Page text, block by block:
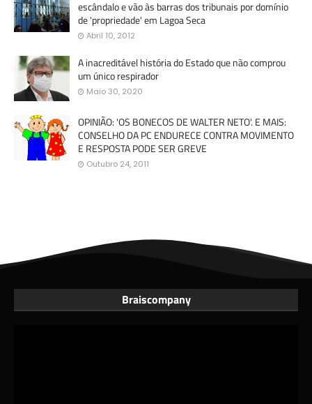
escândalo e vão às barras dos tribunais por domínio
de 'propriedade' em Lagoa Seca
Abril 10, 2012
A inacreditável história do Estado que não comprou
um único respirador
Maio 30, 2020
OPINIÃO: 'OS BONECOS DE WALTER NETO'. E MAIS:
CONSELHO DA PC ENDURECE CONTRA MOVIMENTO
E RESPOSTA PODE SER GREVE
Outubro 24, 2011
Braiscompany